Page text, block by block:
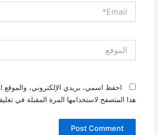
احفظ اسمي، بريدي الإلكتروني، والموقع
هذا المتصفح لاستخدامها المرة المقبلة في